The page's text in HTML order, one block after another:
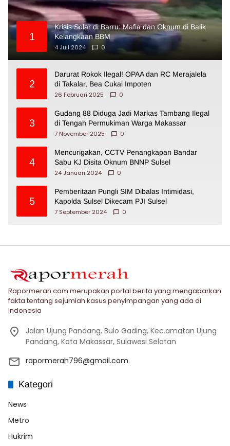
1
Krisis Solar di Barru: Mafia dan Oknum di Balik
Kelangkaan BBM
4 Juli 2024
0
2
Darurat Rokok Ilegal! OPAA dan RC Merajalela
di Takalar, Bea Cukai Impoten
26 Februari 2025
0
3
Gudang 88 Diduga Jadi Markas Tambang Ilegal
di Tengah Permukiman Warga Makassar
7 November 2025
0
4
Mencurigakan, CCTV Penangkapan Bandar
Sabu KJ Disita Oknum BNNP Sulsel
24 Januari 2024
0
5
Pemberitaan Pungli SIM Dibalas Intimidasi,
Kapolda Sulsel Dikecam PJI Sulsel
7 September 2024
0
Rapormerah.com merupakan portal berita yang mengabarkan
fakta tentang sejumlah kasus penyimpangan yang ada di
Indonesia
Jalan Ujung Pandang, Bulo Gading, Kec.amatan Ujung
Pandang, Kota Makassar, Sulawesi Selatan
rapormerah796@gmail.com
Kategori
News
Metro
Hukrim